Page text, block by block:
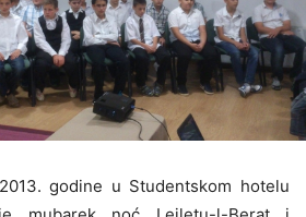
godine u Studentskom hotelu